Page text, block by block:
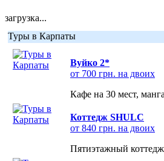
загрузка...
Туры в Карпаты
Вуйко 2*
от 700 грн. на двоих
Кафе на 30 мест,
Коттедж SHULC
от 840 грн. на двоих
Пятиэтажный